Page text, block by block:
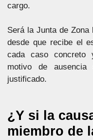
cargo.
Será la Junta de
desde que recibe el
cada caso concreto
motivo de ausencia
justificado.
¿Y si la
miembro de